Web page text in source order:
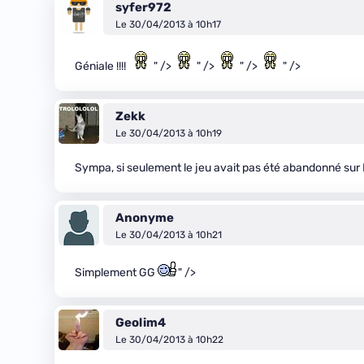
syfer972
Le 30/04/2013 à 10h17
Géniale !!!! " /> " /> " /> " />
Zekk
Le 30/04/2013 à 10h19
Sympa, si seulement le jeu avait pas été abandonné sur
Anonyme
Le 30/04/2013 à 10h21
Simplement GG " />
Geolim4
Le 30/04/2013 à 10h22